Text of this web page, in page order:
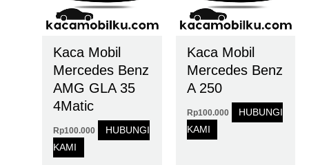
Kaca Mobil
Mercedes Benz
AMG GLA 35
4Matic
Rp100.000
HUBUNGI
KAMI
Kaca Mobil
Mercedes Benz
A 250
Rp100.000
HUBUNGI
KAMI